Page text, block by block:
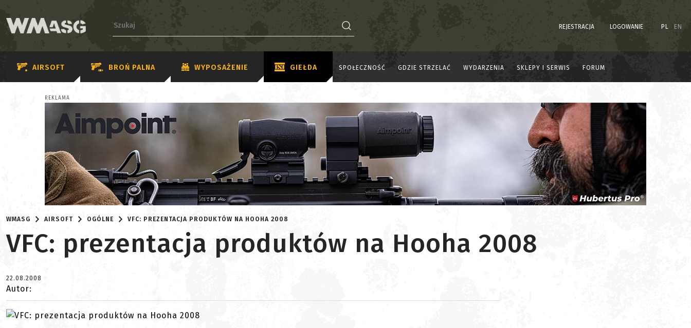
REJESTRACJA LOGOWANIE PL EN
AIRSOFT BROŃ PALNA WYPOSAŻENIE GIEŁDA SPOŁECZNOŚĆ GDZIE STRZELAĆ WYDARZENIA SKLEPY I SERWIS FORUM
REKLAMA
WMASG AIRSOFT OGÓLNE VFC: PREZENTACJA PRODUKTÓW NA HOOHA 2008
VFC: prezentacja produktów na Hooha 2008
22.08.2008
Autor: